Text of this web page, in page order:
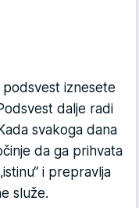
iznesete
dalje radi
svakoga dana
da ga prihvata
i prepravlja
služe.